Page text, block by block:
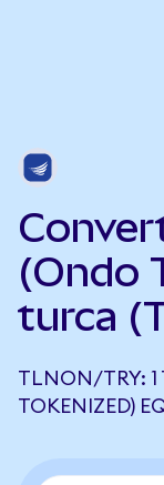
(Ondo
turca
TLNON/TRY: 1
TOKENIZED)